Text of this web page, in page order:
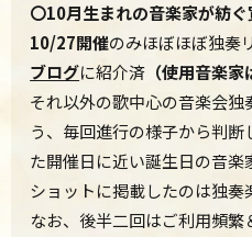
〇10月生まれの音楽家が紡
10/27開催のみほぼほぼ独奏
ブログに紹介済 （使用音楽家
それ以外の歌中心の音楽会
う、毎回進行の様子から判
た開催日に近い誕生日の音
ショットに掲載したのは独奏
なお、後半二回はご利用頻繁